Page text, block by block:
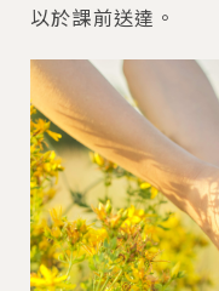
以於課前送達。